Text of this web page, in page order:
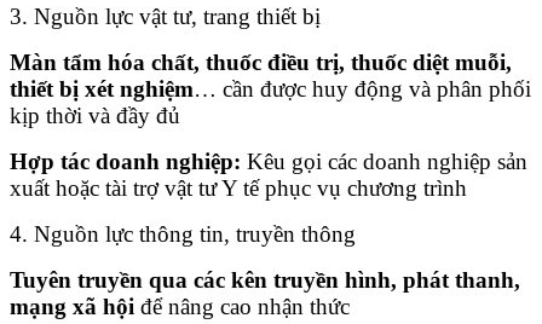
3. Nguồn lực vật tư, trang thiết bị
Màn tẩm hóa chất, thuốc điều trị, thuốc diệt muỗi,
thiết bị xét nghiệm… cần được huy động và phân phối
kịp thời và đầy đủ
Hợp tác doanh nghiệp: Kêu gọi các doanh nghiệp sản
xuất hoặc tài trợ vật tư Y tế phục vụ chương trình
4. Nguồn lực thông tin, truyền thông
Tuyên truyền qua các kên truyền hình, phát thanh,
mạng xã hội để nâng cao nhận thức